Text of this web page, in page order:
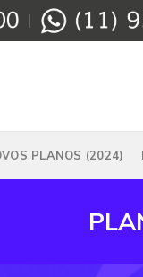
PLANOS (2024)